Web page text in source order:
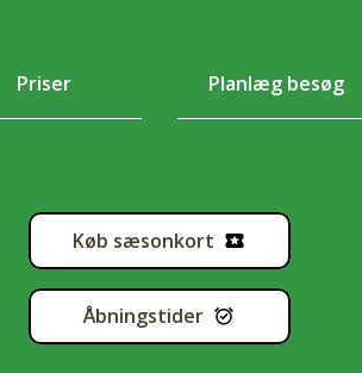
Priser Planlæg besøg
Køb sæsonkort
Åbningstider